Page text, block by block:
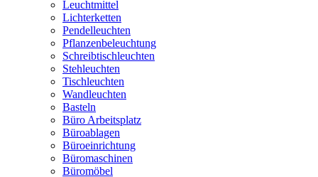
Leuchtmittel
Lichterketten
Pendelleuchten
Pflanzenbeleuchtung
Schreibtischleuchten
Stehleuchten
Tischleuchten
Wandleuchten
Basteln
Büro Arbeitsplatz
Büroablagen
Büroeinrichtung
Büromaschinen
Büromöbel